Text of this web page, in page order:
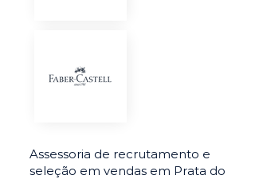
Assessoria de recrutamento e
seleção em vendas em Prata do